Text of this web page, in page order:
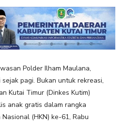
Polder Ilham Maulana,
pagi. Bukan untuk rekreasi,
Kutai Timur (Dinkes Kutim)
anak gratis dalam rangka
(HKN) ke-61, Rabu